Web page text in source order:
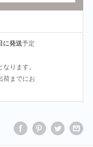
に発送予定
ります。
荷までにお